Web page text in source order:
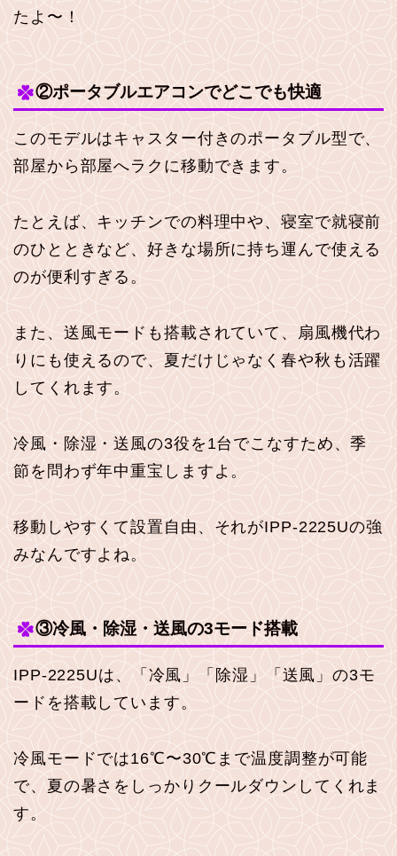
たよ〜！
②ポータブルエアコンでどこでも快適
このモデルはキャスター付きのポータブル型で、
部屋から部屋へラクに移動できます。
たとえば、キッチンでの料理中や、寝室で就寝前
のひとときなど、好きな場所に持ち運んで使える
のが便利すぎる。
また、送風モードも搭載されていて、扇風機代わ
りにも使えるので、夏だけじゃなく春や秋も活躍
してくれます。
冷風・除湿・送風の3役を1台でこなすため、季
節を問わず年中重宝しますよ。
移動しやすくて設置自由、それがIPP-2225Uの強
みなんですよね。
③冷風・除湿・送風の3モード搭載
IPP-2225Uは、「冷風」「除湿」「送風」の3モ
ードを搭載しています。
冷風モードでは16℃〜30℃まで温度調整が可能
で、夏の暑さをしっかりクールダウンしてくれま
す。